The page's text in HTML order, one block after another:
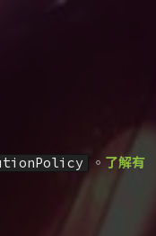
。 了解有